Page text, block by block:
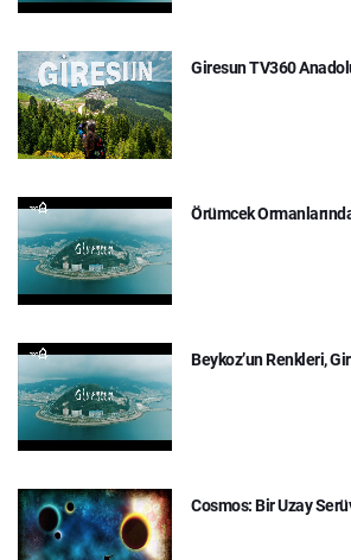
Giresun TV360
Örümcek
Beykoz’un Renkleri,
Cosmos: Bir Uzay